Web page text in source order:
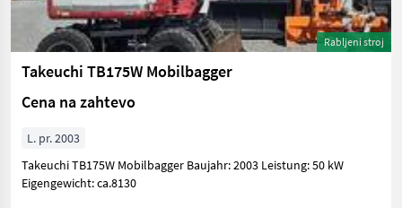
Rabljeni stroj
Takeuchi TB175W Mobilbagger
Cena na zahtevo
L. pr. 2003
Takeuchi TB175W Mobilbagger Baujahr: 2003 Leistung: 50 kW
Eigengewicht: ca.8130